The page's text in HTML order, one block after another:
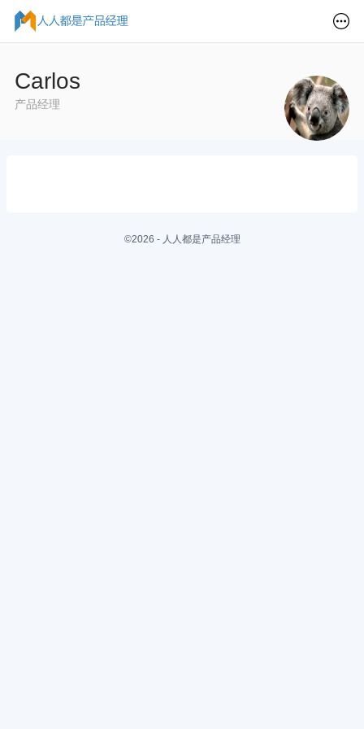
Carlos
产品经理
©2026 - 人人都是产品经理